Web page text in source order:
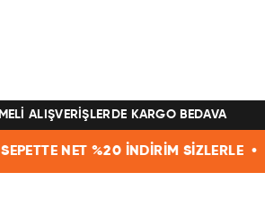
ALIŞVERİŞLERDE KARGO BEDAVA
%20 İNDİRİM SİZLERLE •